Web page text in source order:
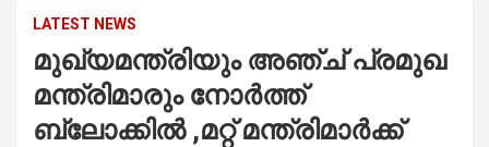
LATEST NEWS
മുഖ്യമന്ത്രിയും അഞ്ച് പ്രമുഖ
മന്ത്രിമാരും നോർത്ത്
ബ്ലോക്കിൽ ,മറ്റ് മന്ത്രിമാർക്ക്